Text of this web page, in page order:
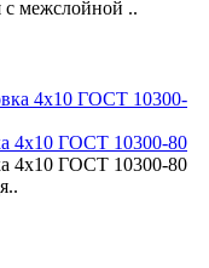
с межслойной ..
4x10 ГОСТ 10300-80
4x10 ГОСТ 10300-80